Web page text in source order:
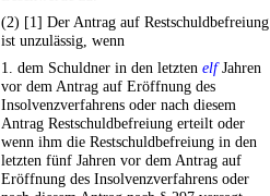
(2) [1] Der Antrag auf Restschuldbefreiung
ist unzulässig, wenn
1. dem Schuldner in den letzten elfJahren
vor dem Antrag auf Eröffnung des
Insolvenzverfahrens oder nach diesem
Antrag Restschuldbefreiung erteilt oder
wenn ihm die Restschuldbefreiung in den
letzten fünf Jahren vor dem Antrag auf
Eröffnung des Insolvenzverfahrens oder